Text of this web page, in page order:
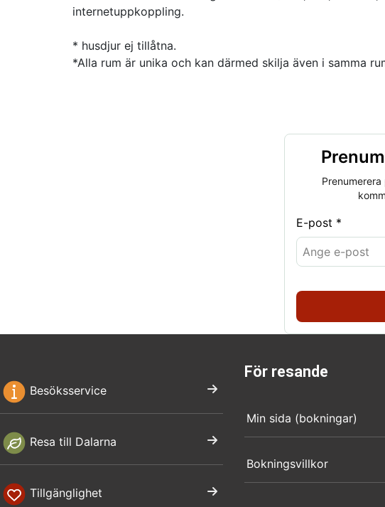
internetuppkoppling.
* husdjur ej tillåtna.
*Alla rum är unika och kan därmed skilja även i samma
E-post *
Besöksservice
Resa till Dalarna
Tillgänglighet
För resande
Min sida (bokningar)
Bokningsvillkor